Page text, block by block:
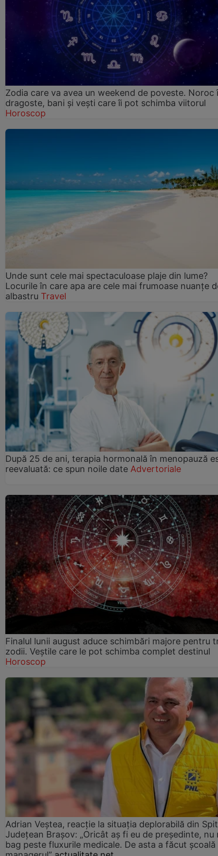
Zodia care va avea un weekend de poveste. Noroc
dragoste, bani și vești care îi pot schimba viitorul
Horoscop
Unde sunt cele mai spectaculoase plaje din lume?
Locurile în care apa are cele mai frumoase nuanțe
albastru Travel
După 25 de ani, terapia hormonală în menopauză
reevaluată: ce spun noile date Advertoriale
Finalul lunii august aduce schimbări majore pentru
zodii. Veștile care le pot schimba complet destinul
Horoscop
Adrian Veștea, reacție la situația deplorabilă din
Județean Brașov: „Oricât aș fi eu de președinte, nu
bag peste fluxurile medicale. De asta a făcut școală